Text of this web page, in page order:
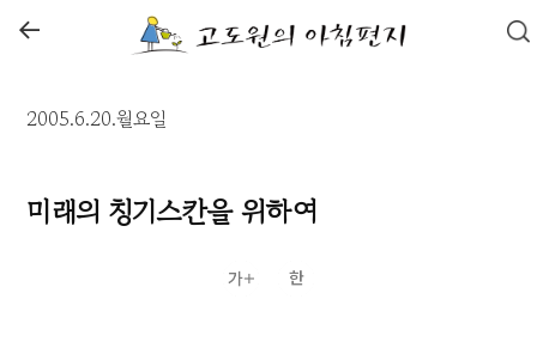
←
2005.6.20.월요일
미래의 칭기스칸을 위하여